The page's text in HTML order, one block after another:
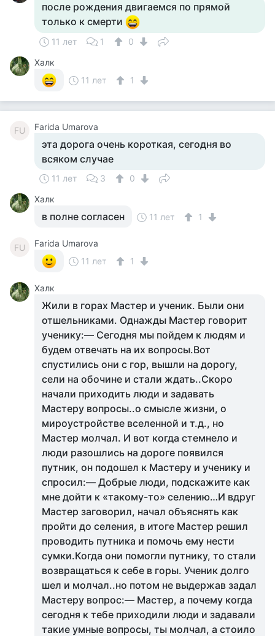
после рождения двигаемся по прямой
только к смерти
11 лет 1
0
Халк
11 лет
1
FU Farida Umarova
эта дорога очень короткая, сегодня во
всяком случае
11 лет 3
0
Халк
в полне согласен 11 лет 1
FU
Farida Umarova
11 лет
1
Халк
Жили в горах Мастер и ученик. Были они
отшельниками. Однажды Мастер говорит
ученику:— Сегодня мы пойдем к людям и
будем отвечать на их вопросы.Вот
спустились они с гор, вышли на дорогу,
сели на обочине и стали ждать..Скоро
начали приходить люди и задавать
Мастеру вопросы..о смысле жизни, о
мироустройстве вселенной и т.д., но
Мастер молчал. И вот когда стемнело и
люди разошлись на дороге появился
путник, он подошел к Мастеру и ученику и
спросил:— Добрые люди, подскажите как
мне дойти к «такому-то» селению…И вдруг
Мастер заговорил, начал объяснять как
пройти до селения, в итоге Мастер решил
проводить путника и помочь ему нести
сумки.Когда они помогли путнику, то стали
возвращаться к себе в горы. Ученик долго
шел и молчал..но потом не выдержав задал
Мастеру вопрос:— Мастер, а почему когда
сегодня к тебе приходили люди и задавали
такие умные вопросы, ты молчал, а стоило